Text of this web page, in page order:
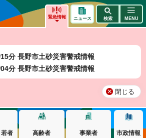
緊急情報
分 長野市土砂災害警戒情報
分 長野市土砂災害警戒情報
閉じる
ニュース 検索 MENU
者 高齢者 事業者 市政情報